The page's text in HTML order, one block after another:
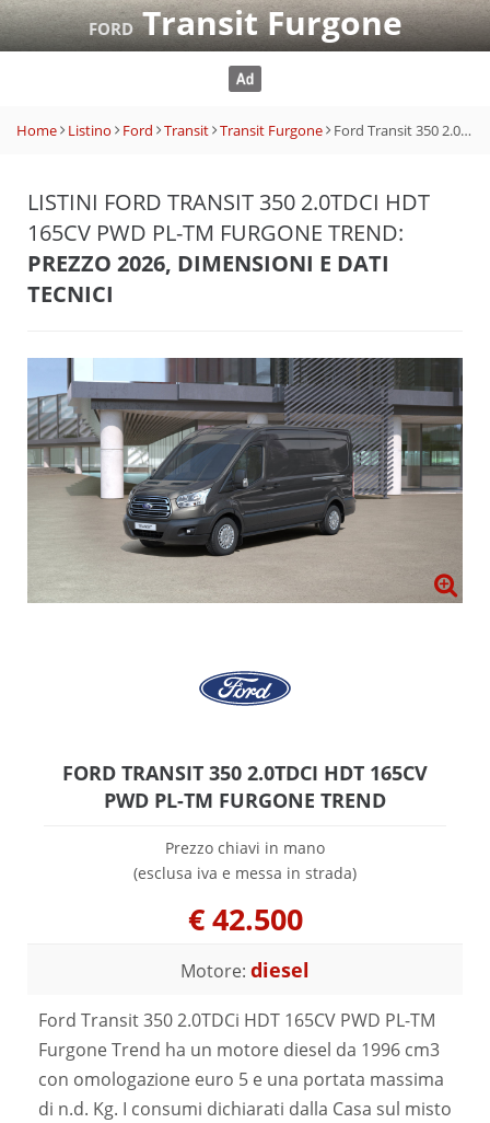
FORDTransit Furgone
Home Listino Ford Transit Transit Furgone Ford Transit 350 2.0TDCi HDT 165CV PWD PL-TM Furgone Trend
LISTINI FORD TRANSIT 350 2.0TDCI HDT
165CV PWD PL-TM FURGONE TREND:
PREZZO 2026, DIMENSIONI E DATI
TECNICI
FORD TRANSIT 350 2.0TDCI HDT 165CV
PWD PL-TM FURGONE TREND
Prezzo chiavi in mano
(esclusa iva e messa in strada)
€42.500
Motore: diesel
Ford Transit 350 2.0TDCi HDT 165CV PWD PL-TM
Furgone Trend ha un motore diesel da 1996 cm3
con omologazione euro 5 e una portata massima
di n.d. Kg. I consumi dichiarati dalla Casa sul misto